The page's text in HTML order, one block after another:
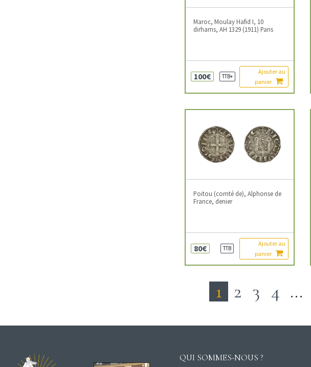
Maroc, Moulay Hafid I, 10
dirhams, AH 1329 (1911) Paris
100€ TTB+
Ajouter au
panier
Poitou (comté de), Alphonse de
France, denier
80€ TTB
Ajouter au
panier
1 2 3 4 …
QUI SOMMES-NOUS ?